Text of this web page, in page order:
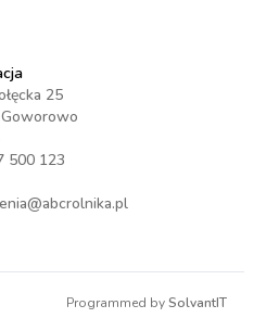
25
500 123
Programmed bySolvantIT